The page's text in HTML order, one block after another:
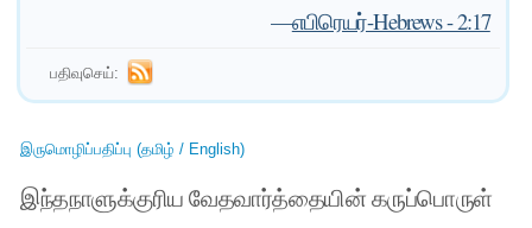
—எபிரெயர்-Hebrews - 2:17
பதிவுசெய்:
இருமொழிப்பதிப்பு (தமிழ் / English)
இந்தநாளுக்குரிய வேதவார்த்தையின் கருப்பொருள்